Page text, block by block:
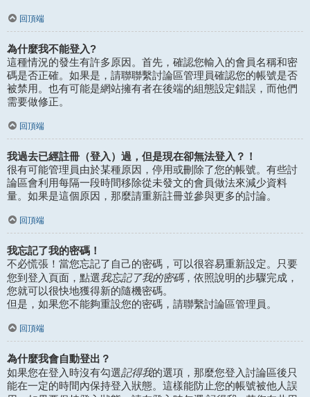
回頂端
為什麼我不能登入?
這種情況的發生有許多原因。首先，確認您輸入的會員名稱和密
碼是否正確。如果是，請聯聯繫討論區管理員確認您的帳號是否
被禁用。也有可能是網站擁有者在後端的組態設定錯誤，而他們
需要做修正。
回頂端
我過去已經註冊（登入）過，但是現在卻無法登入？！
很有可能管理員由於某種原因，停用或刪除了您的帳號。有些討
論區會利用每隔一段時間移除從未發文的會員做法來減少資料
量。如果是這個原因，那麼請重新註冊並參與更多的討論。
回頂端
我忘記了我的密碼！
不必慌張！當您忘記了自己的密碼，可以很容易重新設定。只要
您到登入頁面，點選我忘記了我的密碼，依照說明的步驟完成，
您就可以很快地獲得新的隨機密碼。
但是，如果您不能夠重設您的密碼，請聯繫討論區管理員。
回頂端
為什麼我會自動登出？
如果您在登入時沒有勾選記得我的選項，那麼您登入討論區後只
能在一定的時間內保持登入狀態。這樣能防止您的帳號被他人誤